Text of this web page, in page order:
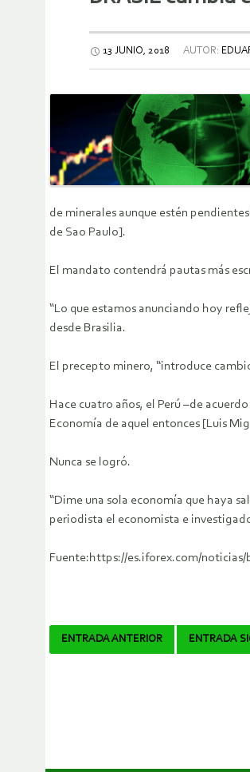
13 JUNIO, 2018 AUTOR:
de minerales aunque estén
de Sao Paulo].
El mandato contendrá pautas más
“Lo que estamos anunciando hoy
desde Brasilia.
El precepto minero, “introduce
Hace cuatro años, el Perú –de
Economía de aquel entonces [Luis
Nunca se logró.
“Dime una sola economía que haya
periodista el economista e
Fuente:https://es.iforex.com/noticias/
Navegador
ENTRADA ANTERIOR ENTRADA